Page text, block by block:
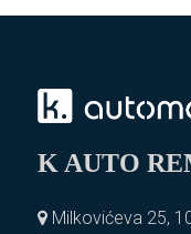
K AUTO
Milkovićeva 25,